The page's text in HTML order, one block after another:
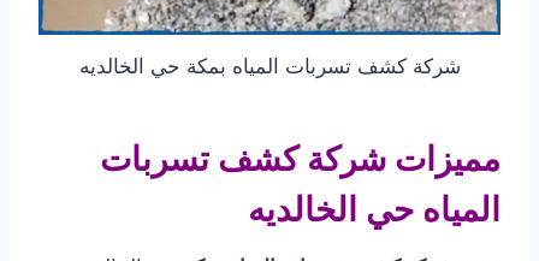
شركة كشف تسربات المياه بمكة حي الخالديه
مميزات شركة كشف تسربات
المياه حي الخالديه